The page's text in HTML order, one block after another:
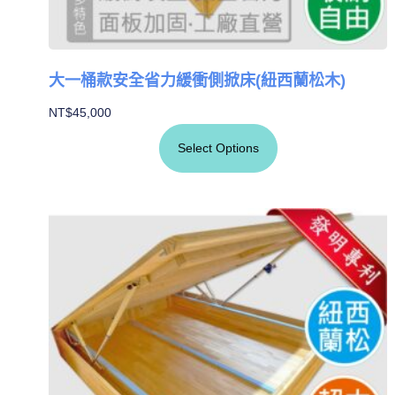
大一桶款安全省力緩衝側掀床(紐西蘭松木)
NT$45,000
Select Options